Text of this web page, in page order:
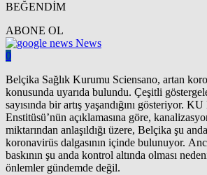
BEĞENDİM
ABONE OL
News
0
Belçika Sağlık Kurumu Sciensano, artan
konusunda uyarıda bulundu. Çeşitli
sayısında bir artış yaşandığını gösteriyor.
Enstitüsü’nün açıklamasına göre,
miktarından anlaşıldığı üzere, Belçika şu
koronavirüs dalgasının içinde bulunuyor.
baskının şu anda kontrol altında olması
önlemler gündemde değil.